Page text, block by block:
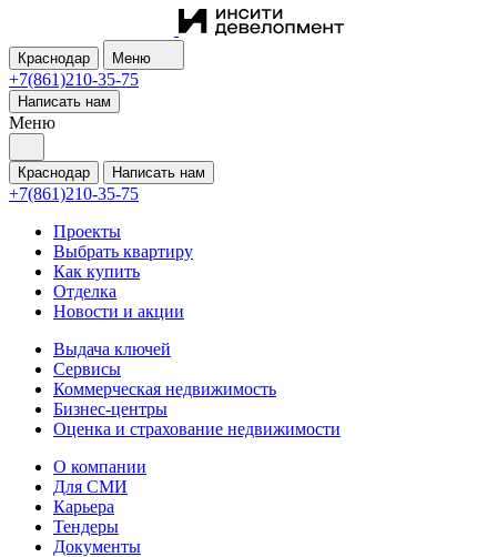
Краснодар Меню
+7(861)210-35-75
Написать нам
Меню
Краснодар Написать нам
+7(861)210-35-75
Проекты
Выбрать квартиру
Как купить
Отделка
Новости и акции
Выдача ключей
Сервисы
Коммерческая недвижимость
Бизнес-центры
Оценка и страхование недвижимости
О компании
Для СМИ
Карьера
Тендеры
Документы